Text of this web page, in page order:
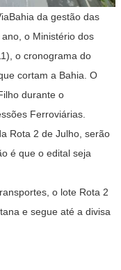
da gestão das
o Ministério dos
o cronograma do
cortam a Bahia. O
durante o
Ferroviárias.
Rota 2 de Julho, serão
é que o edital seja
o lote Rota 2
e segue até a divisa